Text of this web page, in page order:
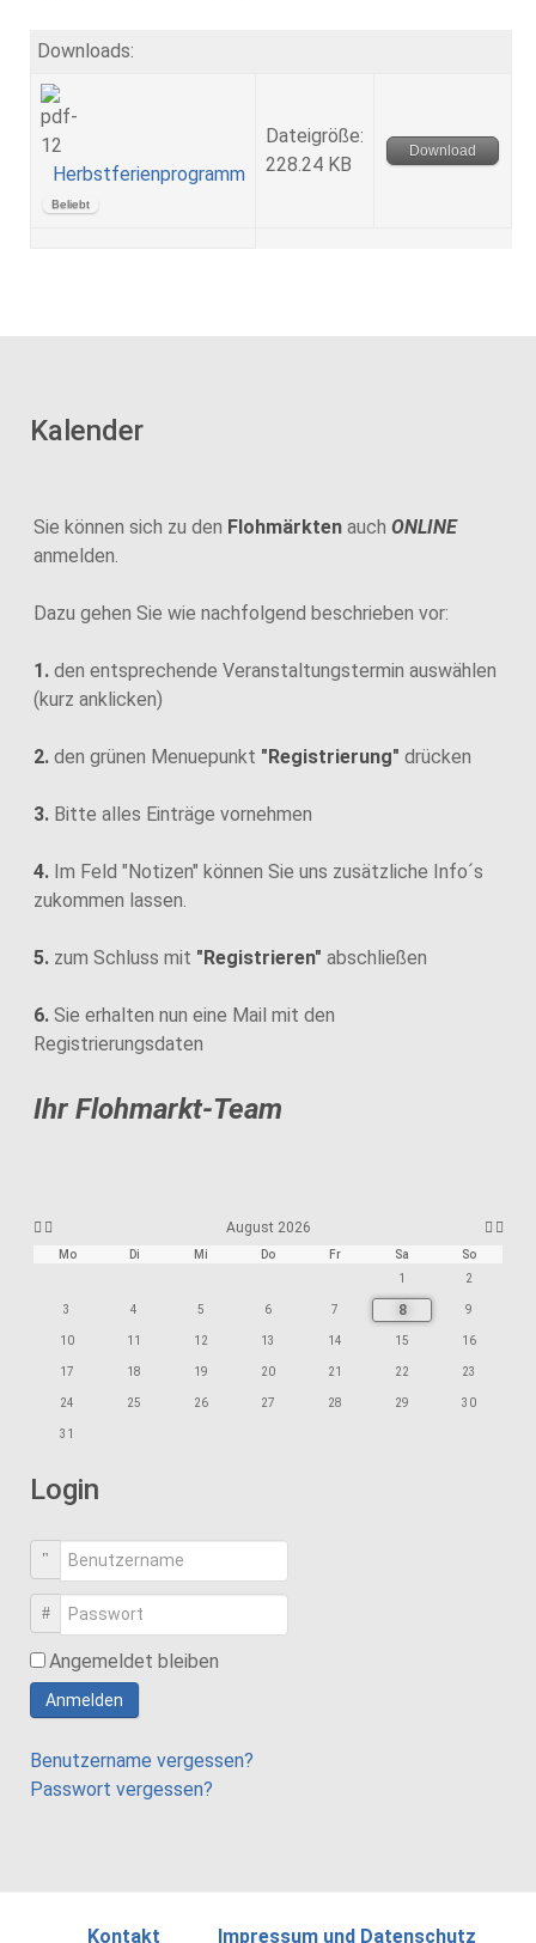
Downloads:
Herbstferienprogramm
Beliebt
Dateigröße:
228.24 KB
Download
Kalender
Sie können sich zu den Flohmärkten auch ONLINE
anmelden.
Dazu gehen Sie wie nachfolgend beschrieben vor:
1. den entsprechende Veranstaltungstermin auswählen
(kurz anklicken)
2. den grünen Menuepunkt "Registrierung" drücken
3. Bitte alles Einträge vornehmen
4. Im Feld "Notizen" können Sie uns zusätzliche Info´s
zukommen lassen.
5. zum Schluss mit "Registrieren" abschließen
6. Sie erhalten nun eine Mail mit den
Registrierungsdaten
Ihr Flohmarkt-Team
August 2026
Mo Di Mi Do Fr Sa
So
1
2
3 4 5 6 7 8 9
10 11 12 13 14 15 16
17 18 19 20 21 22 23
24 25 26 27 28 29 30
31
Login
Benutzername
Passwort
Angemeldet bleiben
Anmelden
Benutzername vergessen?
Passwort vergessen?
Kontakt Impressum und Datenschutz